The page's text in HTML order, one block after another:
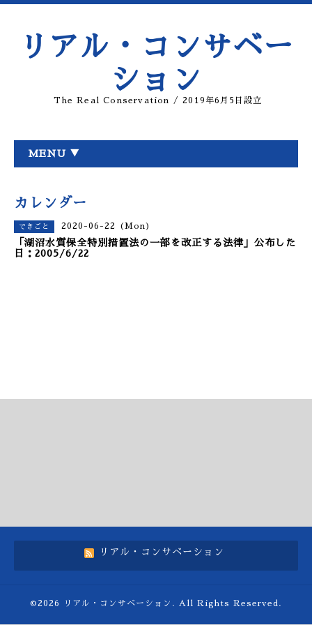
リアル・コンサベー
ション
The Real Conservation / 2019年6月5日設立
MENU ▼
カレンダー
できごと 2020-06-22 (Mon)
「湖沼水質保全特別措置法の一部を改正する法律」公布した
日：2005/6/22
リアル・コンサベーション
©2026 リアル・コンサベーション . All Rights Reserved.